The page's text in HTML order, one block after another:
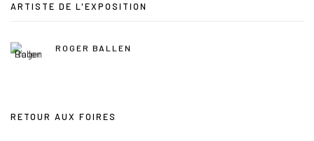
ARTISTE DE L'EXPOSITION
ROGER BALLEN
RETOUR AUX FOIRES